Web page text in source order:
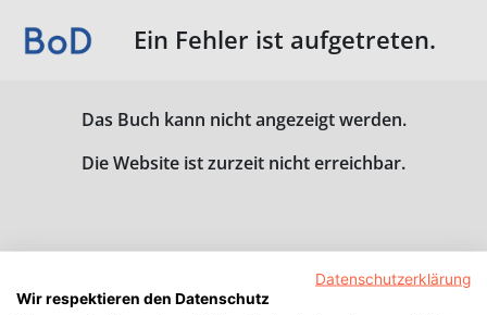
Ein Fehler ist aufgetreten.
Das Buch kann nicht angezeigt werden.
Die Website ist zurzeit nicht erreichbar.
Datenschutzerklärung
Wir respektieren den Datenschutz